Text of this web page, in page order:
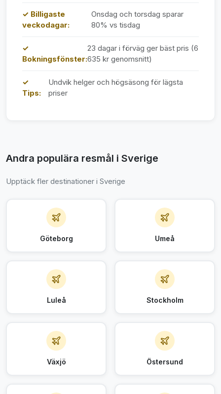
✓ Billigaste
veckodagar:
Onsdag och torsdag sparar
80% vs tisdag
✓
Bokningsfönster:
23 dagar i förväg ger bäst pris (6
635 kr genomsnitt)
✓
Tips:
Undvik helger och högsäsong för lägsta
priser
Andra populära resmål i Sverige
Upptäck fler destinationer i Sverige
Göteborg Umeå
Luleå Stockholm
Växjö Östersund